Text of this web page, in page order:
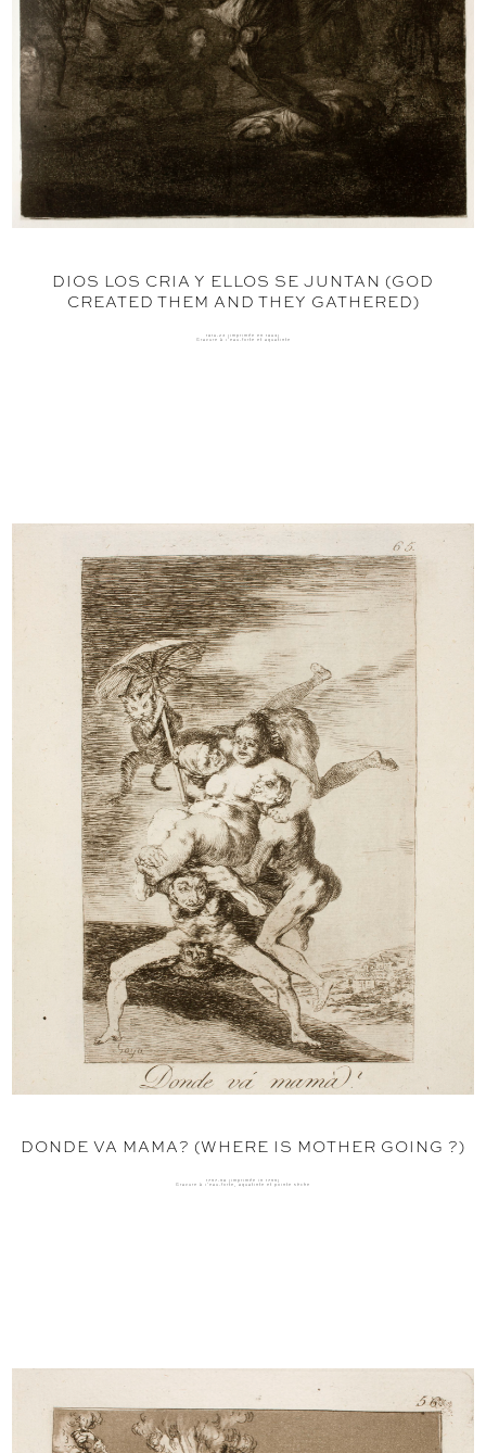
DIOS LOS CRIA Y ELLOS SE JUNTAN (GOD
CREATED THEM AND THEY GATHERED)
1816-23 (imprimée en 1864)
Gravure à l'eau-forte et aquatinte
DONDE VA MAMA? (WHERE IS MOTHER GOING ?)
1797-98 (imprimée in 1799)
Gravure à l'eau-forte, aquatinte et pointe sèche